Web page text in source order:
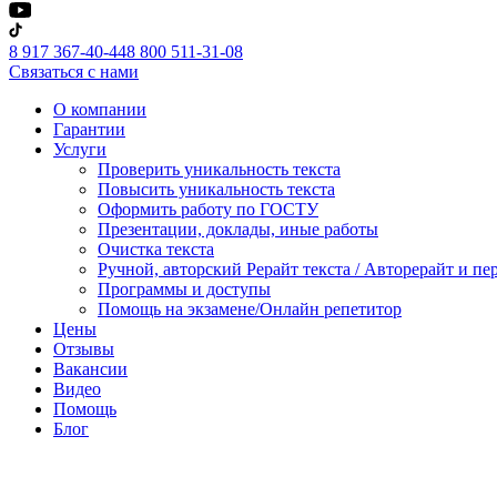
8 917 367-40-448 800 511-31-08
Связаться с нами
О компании
Гарантии
Услуги
Проверить уникальность текста
Повысить уникальность текста
Оформить работу по ГОСТУ
Презентации, доклады, иные работы
Очистка текста
Ручной, авторский Рерайт текста / Авторерайт и
Программы и доступы
Помощь на экзамене/Онлайн репетитор
Цены
Отзывы
Вакансии
Видео
Помощь
Блог